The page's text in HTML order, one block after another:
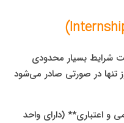
شرایط بسیار محدودی
تنها در صورتی صادر می‌شود
و اعتباری** (دارای واحد